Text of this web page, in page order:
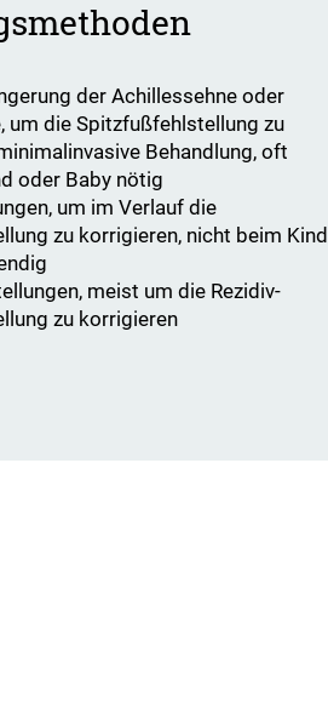
der Achillessehne oder
um die Spitzfußfehlstellung zu
Behandlung, oft
oder Baby nötig
um im Verlauf die
zu korrigieren, nicht beim Kind
meist um die Rezidiv-
zu korrigieren